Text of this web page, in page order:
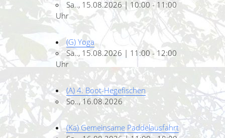
Sa.., 15.08.2026 | 10:00 - 11:00
Uhr
(G) Yoga
Sa.., 15.08.2026 | 11:00 - 12:00
Uhr
(A) 4. Boot-Hegefischen
So.., 16.08.2026
(Ka) Gemeinsame Paddelausfahrt